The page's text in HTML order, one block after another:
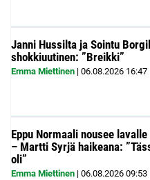
Janni Hussilta ja Sointu
shokkiuutinen: ”Breikki”
Emma Miettinen | 06.08.2026 16:47
Eppu Normaali nousee
– Martti Syrjä haikeana:
oli”
Emma Miettinen | 06.08.2026 09:53